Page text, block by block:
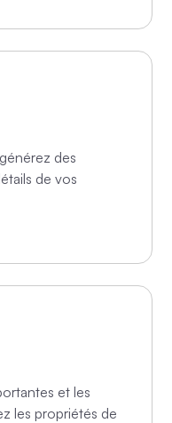
des
de vos
et les
les propriétés de